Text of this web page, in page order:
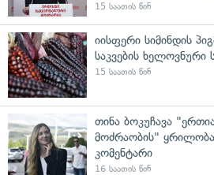
15 საათის წინ
იისფერი სიმინდის
საკვების ხელოვნური
15 საათის წინ
თინა ბოკუჩავა
მოძრაობის"
კომენტარი
16 საათის წინ